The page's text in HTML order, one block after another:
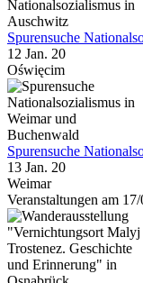
Spurensuche
12 Jan. 20
Oświęcim
Spurensuche
13 Jan. 20
Weimar
Veranstaltungen am